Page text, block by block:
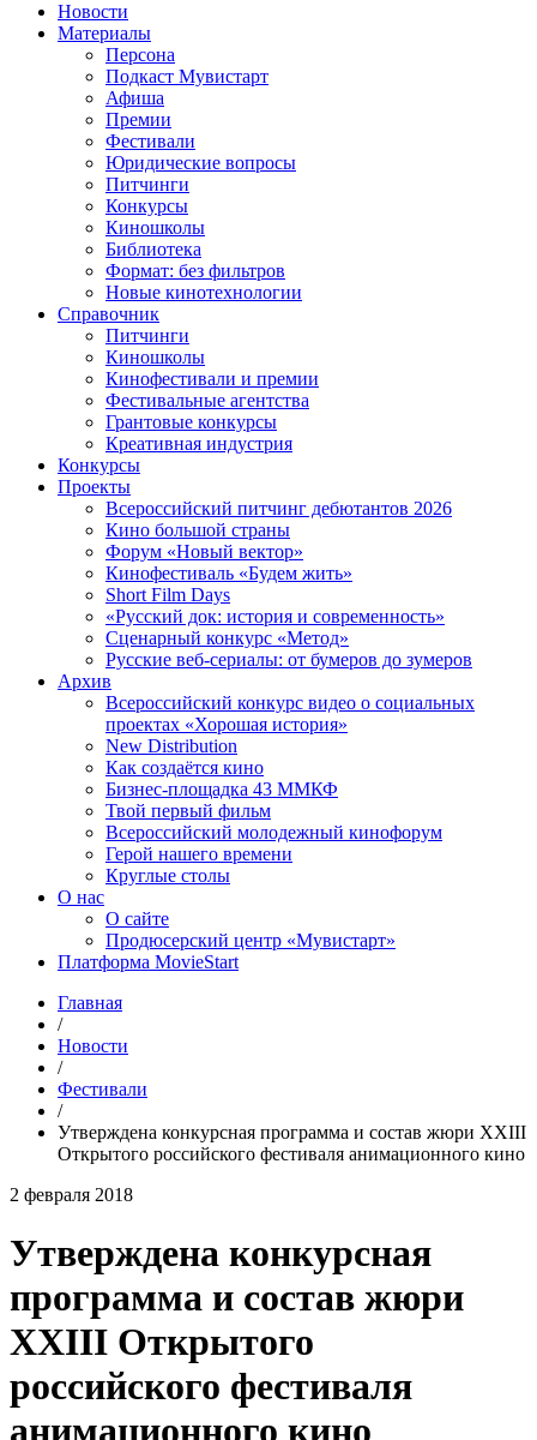
Новости
Материалы
Персона
Подкаст Мувистарт
Афиша
Премии
Фестивали
Юридические вопросы
Питчинги
Конкурсы
Киношколы
Библиотека
Формат: без фильтров
Новые кинотехнологии
Справочник
Питчинги
Киношколы
Кинофестивали и премии
Фестивальные агентства
Грантовые конкурсы
Креативная индустрия
Конкурсы
Проекты
Всероссийский питчинг дебютантов 2026
Кино большой страны
Форум «Новый вектор»
Кинофестиваль «Будем жить»
Short Film Days
«Русский док: история и современность»
Сценарный конкурс «Метод»
Русские веб-сериалы: от бумеров до зумеров
Архив
Всероссийский конкурс видео о социальных
проектах «Хорошая история»
New Distribution
Как создаётся кино
Бизнес-площадка 43 ММКФ
Твой первый фильм
Всероссийский молодежный кинофорум
Герой нашего времени
Круглые столы
О нас
О сайте
Продюсерский центр «Мувистарт»
Платформа MovieStart
Главная
/
Новости
/
Фестивали
/
Утверждена конкурсная программа и состав жюри XXIII
Открытого российского фестиваля анимационного кино
2 февраля 2018
Утверждена конкурсная
программа и состав жюри
XXIII Открытого
российского фестиваля
анимационного кино